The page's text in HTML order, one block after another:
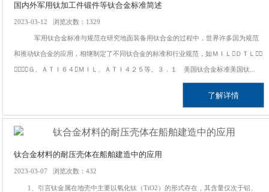
国内外军用钛加工件锻件等钛合金标准简述
2023-03-12 浏览次数：1329
军用钛合金标准与规范在研究地面装备用钛合金的过程中，世界许多国为规范
和推动钛合金的应用，相继制定了不同钛合金的标准和行业规范，如ＭＩＬＤＴＬ４
６０７７Ｇ、ＡＴＩ６４ＭＩＬ、ＡＴＩ４２５等。３．１ 美国钛合金标准美国钛...
了解详情
钛合金材料的耐压壳体在船舶建造中的应用
2023-03-07 浏览次数：432
1、引言钛金属在地壳中主要以氧化钛（TiO2）的形式存在，其含量仅次于铝、